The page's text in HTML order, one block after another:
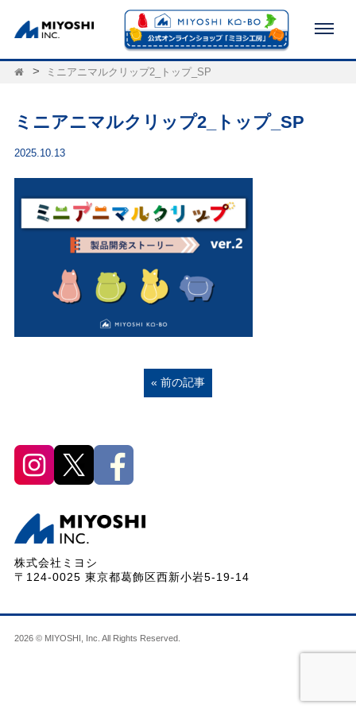
ミニアニマルクリップ2_トップ_SP
ミニアニマルクリップ2_トップ_SP
2025.10.13
« 前の記事
株式会社ミヨシ
〒124-0025 東京都葛飾区西新小岩5-19-14
2026 © MIYOSHI, Inc. All Rights Reserved.